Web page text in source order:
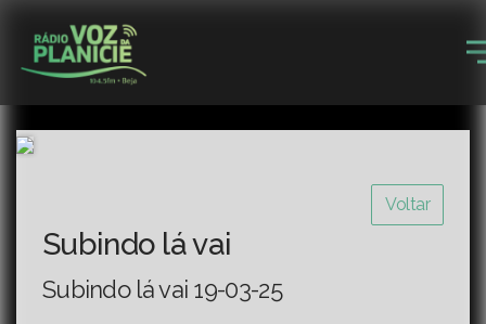
Voltar
Subindo lá vai
Subindo lá vai 19-03-25